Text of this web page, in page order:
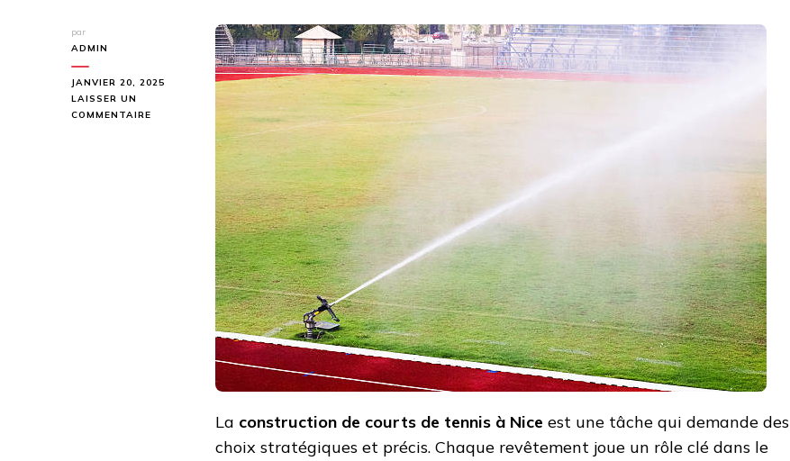
par
ADMIN
JANVIER 20, 2025
LAISSER UN
COMMENTAIRE
REVÊTEMENTS
DISPONIBLES
CONSTRUCTION
La construction de courts de tennis à Nice est une tâche qui demande des
choix stratégiques et précis. Chaque revêtement joue un rôle clé dans le